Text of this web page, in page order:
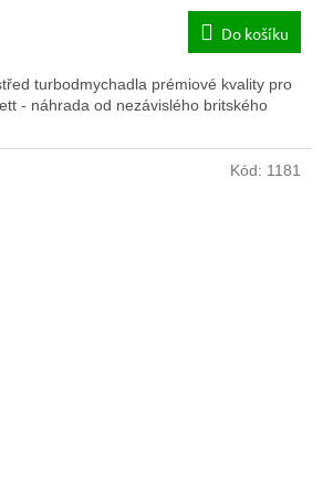
Do košíku
turbodmychadla prémiové kvality pro
- náhrada od nezávislého britského
Kód: 1181